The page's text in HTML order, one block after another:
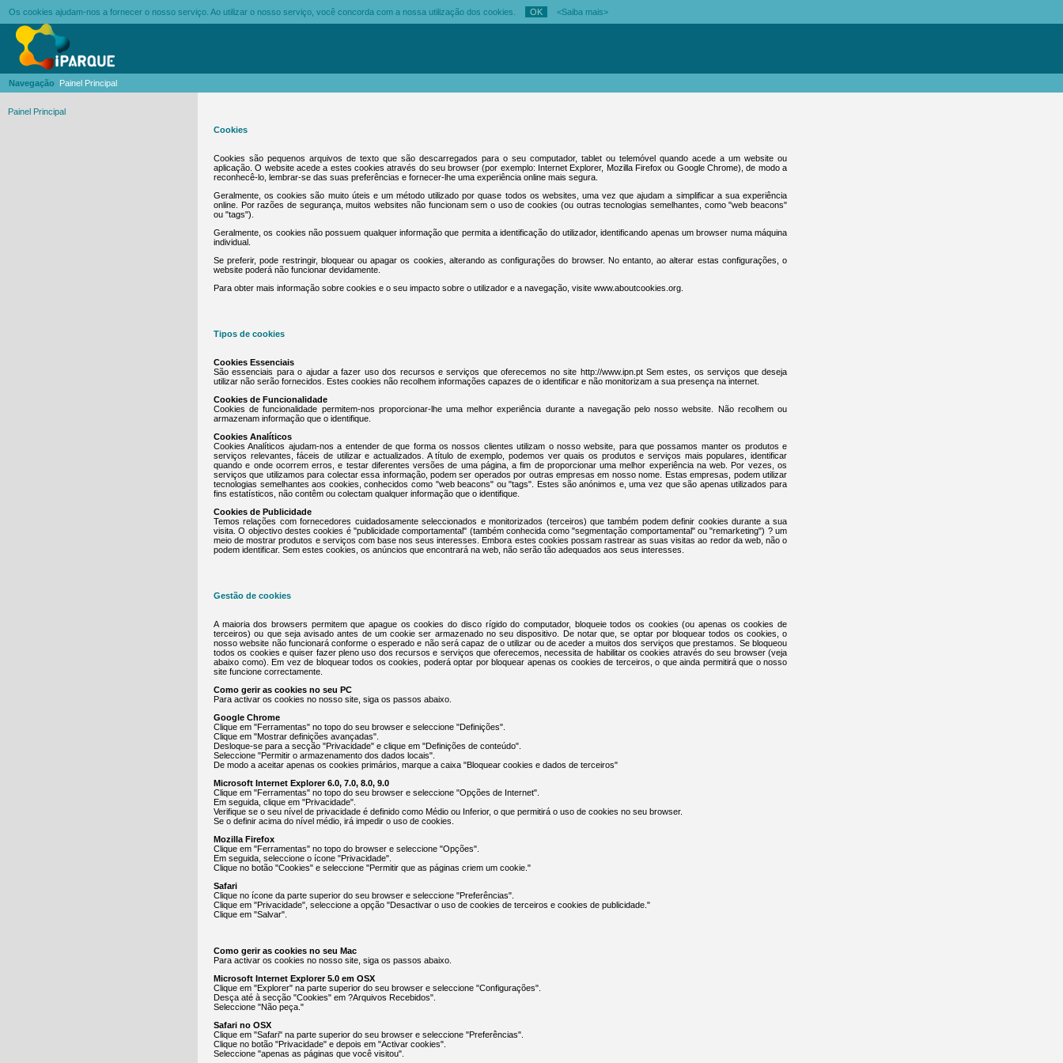
Os cookies ajudam-nos a fornecer o nosso serviço. Ao utilizar o nosso serviço, você concorda com a nossa utilização dos cookies. <Saiba mais>
Navegação Painel Principal
Painel Principal
Cookies
Cookies são pequenos arquivos de texto que são descarregados para o seu computador, tablet ou telemóvel quando acede a um website ou
aplicação. O website acede a estes cookies através do seu browser (por exemplo: Internet Explorer, Mozilla Firefox ou Google Chrome), de modo a
reconhecê-lo, lembrar-se das suas preferências e fornecer-lhe uma experiência online mais segura.
Geralmente, os cookies são muito úteis e um método utilizado por quase todos os websites, uma vez que ajudam a simplificar a sua experiência
online. Por razões de segurança, muitos websites não funcionam sem o uso de cookies (ou outras tecnologias semelhantes, como "web beacons"
ou "tags").
Geralmente, os cookies não possuem qualquer informação que permita a identificação do utilizador, identificando apenas um browser numa máquina
individual.
Se preferir, pode restringir, bloquear ou apagar os cookies, alterando as configurações do browser. No entanto, ao alterar estas configurações, o
website poderá não funcionar devidamente.
Para obter mais informação sobre cookies e o seu impacto sobre o utilizador e a navegação, visite www.aboutcookies.org.
Tipos de cookies
Cookies Essenciais
São essenciais para o ajudar a fazer uso dos recursos e serviços que oferecemos no site http://www.ipn.pt Sem estes, os serviços que deseja
utilizar não serão fornecidos. Estes cookies não recolhem informações capazes de o identificar e não monitorizam a sua presença na internet.
Cookies de Funcionalidade
Cookies de funcionalidade permitem-nos proporcionar-lhe uma melhor experiência durante a navegação pelo nosso website. Não recolhem ou
armazenam informação que o identifique.
Cookies Analíticos
Cookies Analíticos ajudam-nos a entender de que forma os nossos clientes utilizam o nosso website, para que possamos manter os produtos e
serviços relevantes, fáceis de utilizar e actualizados. A título de exemplo, podemos ver quais os produtos e serviços mais populares, identificar
quando e onde ocorrem erros, e testar diferentes versões de uma página, a fim de proporcionar uma melhor experiência na web. Por vezes, os
serviços que utilizamos para colectar essa informação, podem ser operados por outras empresas em nosso nome. Estas empresas, podem utilizar
tecnologias semelhantes aos cookies, conhecidos como "web beacons" ou "tags". Estes são anónimos e, uma vez que são apenas utilizados para
fins estatísticos, não contêm ou colectam qualquer informação que o identifique.
Cookies de Publicidade
Temos relações com fornecedores cuidadosamente seleccionados e monitorizados (terceiros) que também podem definir cookies durante a sua
visita. O objectivo destes cookies é "publicidade comportamental" (também conhecida como "segmentação comportamental" ou "remarketing") ? um
meio de mostrar produtos e serviços com base nos seus interesses. Embora estes cookies possam rastrear as suas visitas ao redor da web, não o
podem identificar. Sem estes cookies, os anúncios que encontrará na web, não serão tão adequados aos seus interesses.
Gestão de cookies
A maioria dos browsers permitem que apague os cookies do disco rígido do computador, bloqueie todos os cookies (ou apenas os cookies de
terceiros) ou que seja avisado antes de um cookie ser armazenado no seu dispositivo. De notar que, se optar por bloquear todos os cookies, o
nosso website não funcionará conforme o esperado e não será capaz de o utilizar ou de aceder a muitos dos serviços que prestamos. Se bloqueou
todos os cookies e quiser fazer pleno uso dos recursos e serviços que oferecemos, necessita de habilitar os cookies através do seu browser (veja
abaixo como). Em vez de bloquear todos os cookies, poderá optar por bloquear apenas os cookies de terceiros, o que ainda permitirá que o nosso
site funcione correctamente.
Como gerir as cookies no seu PC
Para activar os cookies no nosso site, siga os passos abaixo.
Google Chrome
Clique em "Ferramentas" no topo do seu browser e seleccione "Definições".
Clique em "Mostrar definições avançadas".
Desloque-se para a secção "Privacidade" e clique em "Definições de conteúdo".
Seleccione "Permitir o armazenamento dos dados locais".
De modo a aceitar apenas os cookies primários, marque a caixa "Bloquear cookies e dados de terceiros"
Microsoft Internet Explorer 6.0, 7.0, 8.0, 9.0
Clique em "Ferramentas" no topo do seu browser e seleccione "Opções de Internet".
Em seguida, clique em "Privacidade".
Verifique se o seu nível de privacidade é definido como Médio ou Inferior, o que permitirá o uso de cookies no seu browser.
Se o definir acima do nível médio, irá impedir o uso de cookies.
Mozilla Firefox
Clique em "Ferramentas" no topo do browser e seleccione "Opções".
Em seguida, seleccione o ícone "Privacidade".
Clique no botão "Cookies" e seleccione "Permitir que as páginas criem um cookie."
Safari
Clique no ícone da parte superior do seu browser e seleccione "Preferências".
Clique em "Privacidade", seleccione a opção "Desactivar o uso de cookies de terceiros e cookies de publicidade."
Clique em "Salvar".
Como gerir as cookies no seu Mac
Para activar os cookies no nosso site, siga os passos abaixo.
Microsoft Internet Explorer 5.0 em OSX
Clique em "Explorer" na parte superior do seu browser e seleccione "Configurações".
Desça até à secção "Cookies" em ?Arquivos Recebidos".
Seleccione "Não peça."
Safari no OSX
Clique em "Safari" na parte superior do seu browser e seleccione "Preferências".
Clique no botão "Privacidade" e depois em "Activar cookies".
Seleccione "apenas as páginas que você visitou".